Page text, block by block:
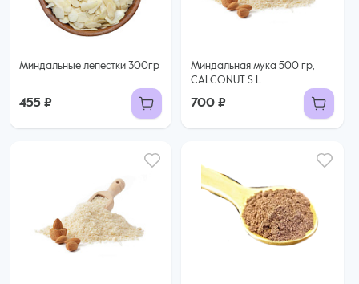
Миндальные лепестки 300гр
455 ₽
Миндальная мука 500 гр,
CALCONUT S.L.
700 ₽